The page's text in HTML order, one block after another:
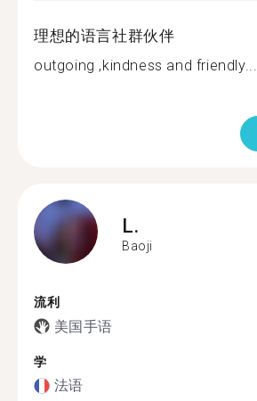
理想的语言社群伙伴
outgoing ,kindness and friendly...
L.
Baoji
流利
美国手语
学
法语